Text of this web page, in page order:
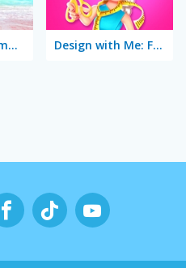
Nina: Great Summer Day Design with Me: Fall Sweater